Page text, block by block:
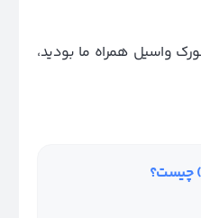
واسیل همراه ما بودید،